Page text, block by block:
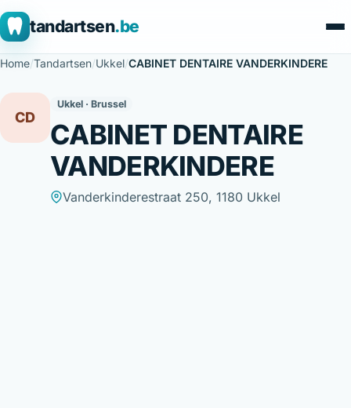
tandartsen.be
Home/Tandartsen/Ukkel/CABINET DENTAIRE VANDERKINDERE
CD
Ukkel · Brussel
CABINET DENTAIRE
VANDERKINDERE
Vanderkinderestraat 250, 1180 Ukkel